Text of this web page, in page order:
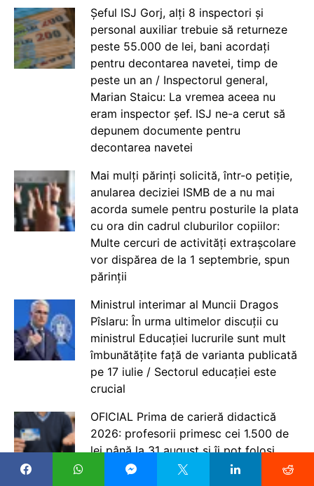
Șeful ISJ Gorj, alți 8 inspectori și
personal auxiliar trebuie să returneze
peste 55.000 de lei, bani acordați
pentru decontarea navetei, timp de
peste un an / Inspectorul general,
Marian Staicu: La vremea aceea nu
eram inspector șef. ISJ ne-a cerut să
depunem documente pentru
decontarea navetei
Mai mulți părinți solicită, într-o petiție,
anularea deciziei ISMB de a nu mai
acorda sumele pentru posturile la plata
cu ora din cadrul cluburilor copiilor:
Multe cercuri de activități extrașcolare
vor dispărea de la 1 septembrie, spun
părinții
Ministrul interimar al Muncii Dragos
Pîslaru: În urma ultimelor discuții cu
ministrul Educației lucrurile sunt mult
îmbunătățite față de varianta publicată
pe 17 iulie / Sectorul educației este
crucial
OFICIAL Prima de carieră didactică
2026: profesorii primesc cei 1.500 de
lei până la 31 august și îi pot folosi
până în august 2027 dacă rămân în